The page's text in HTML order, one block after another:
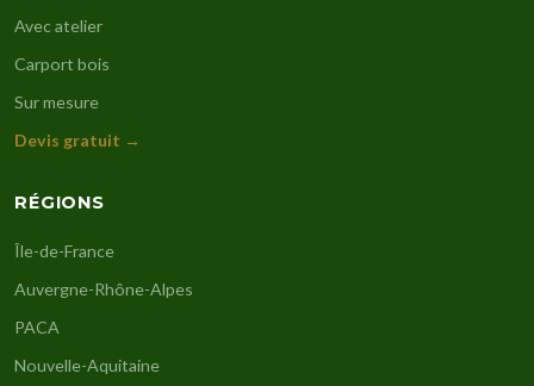
Avec atelier
Carport bois
Sur mesure
Devis gratuit →
RÉGIONS
Île-de-France
Auvergne-Rhône-Alpes
PACA
Nouvelle-Aquitaine